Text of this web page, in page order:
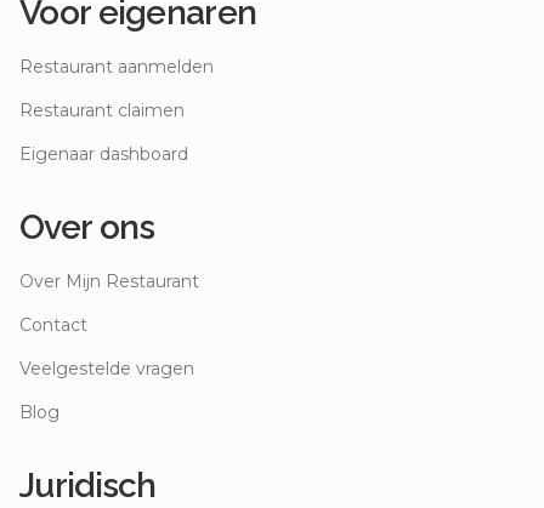
Voor eigenaren
Restaurant aanmelden
Restaurant claimen
Eigenaar dashboard
Over ons
Over Mijn Restaurant
Contact
Veelgestelde vragen
Blog
Juridisch